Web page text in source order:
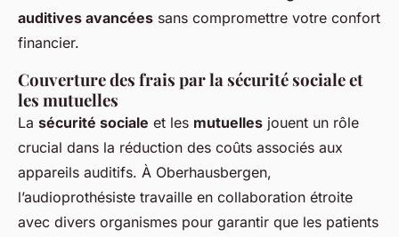
auditives avancées sans compromettre votre confort
financier.
Couverture des frais par la sécurité sociale et
les mutuelles
La sécurité sociale et les mutuelles jouent un rôle
crucial dans la réduction des coûts associés aux
appareils auditifs. À Oberhausbergen,
l’audioprothésiste travaille en collaboration étroite
avec divers organismes pour garantir que les patients